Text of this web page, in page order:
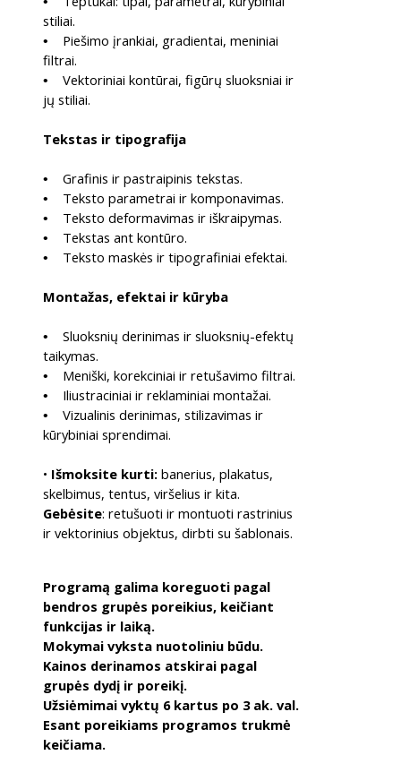
stiliai.
•
Piešimo įrankiai, gradientai, meniniai
filtrai.
•
Vektoriniai kontūrai, figūrų sluoksniai ir
jų stiliai.
Tekstas ir tipografija
• Grafinis ir pastraipinis tekstas.
• Teksto parametrai ir komponavimas.
• Teksto deformavimas ir iškraipymas.
• Tekstas ant kontūro.
• Teksto maskės ir tipografiniai efektai.
Montažas, efektai ir kūryba
•
Sluoksnių derinimas ir sluoksnių-efektų
taikymas.
• Meniški, korekciniai ir retušavimo filtrai.
• Iliustraciniai ir reklaminiai montažai.
•
Vizualinis derinimas, stilizavimas ir
kūrybiniai sprendimai.
• Išmoksite kurti: banerius, plakatus,
skelbimus, tentus, viršelius ir kita.
Gebėsite: retušuoti ir montuoti rastrinius
ir vektorinius objektus, dirbti su šablonais.
Programą galima koreguoti pagal
bendros grupės poreikius, keičiant
funkcijas ir laiką.
Mokymai vyksta nuotoliniu būdu.
Kainos derinamos atskirai pagal
grupės dydį ir poreikį.
Užsiėmimai vyktų 6 kartus po 3 ak. val.
Esant poreikiams programos trukmė
keičiama.